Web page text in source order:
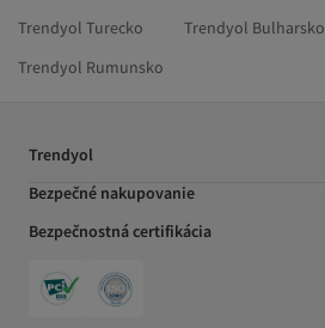
Trendyol Turecko
Trendyol Bulharsko
Trendyol Rumunsko
Trendyol
Bezpečné nakupovanie
Bezpečnostná certifikácia